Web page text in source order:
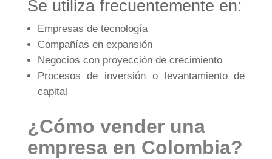
Se utiliza frecuentemente en:
Empresas de tecnología
Compañías en expansión
Negocios con proyección de crecimiento
Procesos de inversión o levantamiento de
capital
¿Cómo vender una
empresa en Colombia?